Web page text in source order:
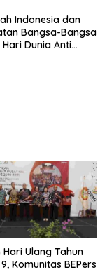
Indonesia dan
Bangsa-Bangsa
Dunia Anti
Ulang Tahun
Komunitas BEPers